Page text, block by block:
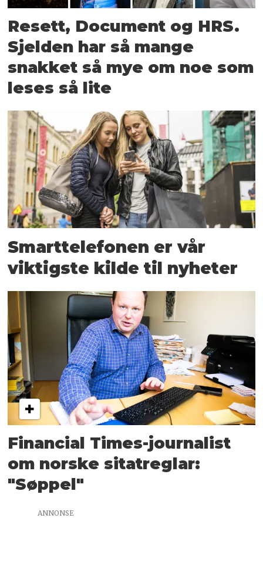
Resett, Document og HRS.
Sjelden har så mange
snakket så mye om noe som
leses så lite
Smarttelefonen er vår
viktigste kilde til nyheter
Financial Times-journalist
om norske sitatreglar:
"Søppel"
ANNONSE